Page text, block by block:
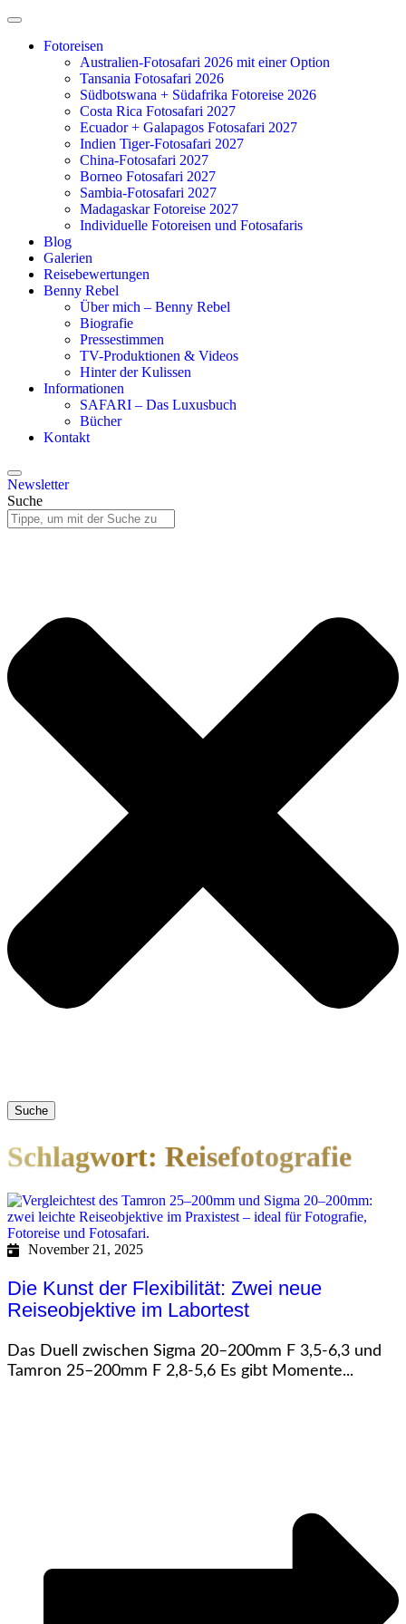
Zum
springenFotoreisen
Australien-Fotosafari 2026 mit einer Option
Tansania Fotosafari 2026
Südbotswana + Südafrika Fotoreise 2026
Costa Rica Fotosafari 2027
Ecuador + Galapagos Fotosafari 2027
Indien Tiger-Fotosafari 2027
China-Fotosafari 2027
Borneo Fotosafari 2027
Sambia-Fotosafari 2027
Madagaskar Fotoreise 2027
Individuelle Fotoreisen und Fotosafaris
Blog
Galerien
Reisebewertungen
Benny Rebel
Über mich – Benny Rebel
Biografie
Pressestimmen
TV-Produktionen & Videos
Hinter der Kulissen
Informationen
SAFARI – Das Luxusbuch
Bücher
Kontakt
Newsletter
Suche
Suche
Schlagwort: Reisefotografie
November 21, 2025
Die Kunst der Flexibilität: Zwei neue
Reiseobjektive im Labortest
Das Duell zwischen Sigma 20–200mm F 3,5-6,3 und
Tamron 25–200mm F 2,8-5,6 Es gibt Momente...